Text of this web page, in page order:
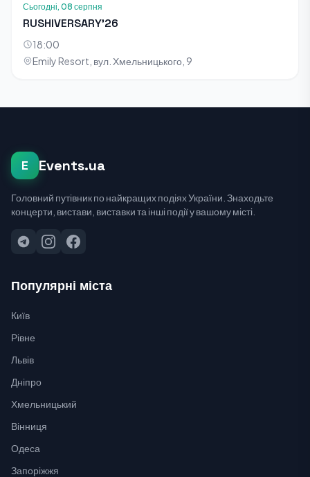
Сьогодні, 08 серпня
RUSHIVERSARY’26
18:00
Emily Resort, вул. Хмельницького, 9
E Events.ua
Головний путівник по найкращих подіях України. Знаходьте
концерти, вистави, виставки та інші події у вашому місті.
Популярні міста
Київ
Рівне
Львів
Дніпро
Хмельницький
Вінниця
Одеса
Запоріжжя